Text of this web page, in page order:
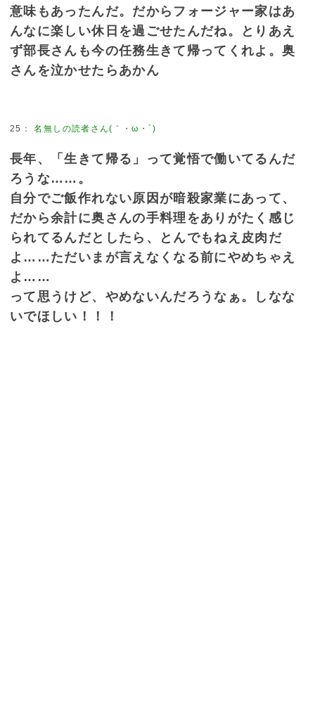
意味もあったんだ。だからフォージャー家はあ
んなに楽しい休日を過ごせたんだね。とりあえ
ず部長さんも今の任務生きて帰ってくれよ。奥
さんを泣かせたらあかん
25 ：名無しの読者さん(｀・ω・´)
長年、「生きて帰る」って覚悟で働いてるんだ
ろうな……。
自分でご飯作れない原因が暗殺家業にあって、
だから余計に奥さんの手料理をありがたく感じ
られてるんだとしたら、とんでもねえ皮肉だ
よ……ただいまが言えなくなる前にやめちゃえ
よ……
って思うけど、やめないんだろうなぁ。しなな
いでほしい！！！